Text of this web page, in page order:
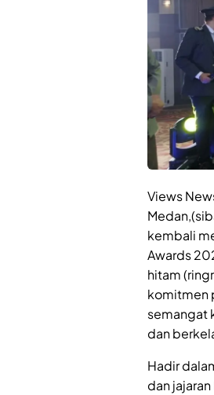
Views
kembali
Awards
hitam
komitmen
semangat
dan
Hadir
dan